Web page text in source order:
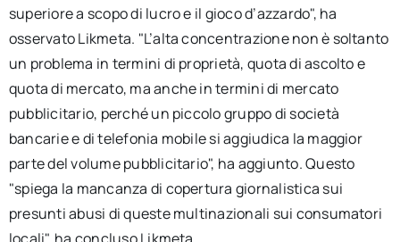
superiore a scopo di lucro e il gioco d’azzardo", ha
osservato Likmeta. "L’alta concentrazione non è soltanto
un problema in termini di proprietà, quota di ascolto e
quota di mercato, ma anche in termini di mercato
pubblicitario, perché un piccolo gruppo di società
bancarie e di telefonia mobile si aggiudica la maggior
parte del volume pubblicitario", ha aggiunto. Questo
"spiega la mancanza di copertura giornalistica sui
presunti abusi di queste multinazionali sui consumatori